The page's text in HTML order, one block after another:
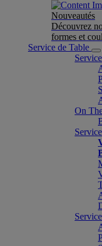
Nouveautés
Découvrez
formes et
Service de Table
On